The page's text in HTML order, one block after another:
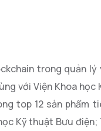
trong quản
với Viện Khoa
top 12 sản
Kỹ thuật Bưu